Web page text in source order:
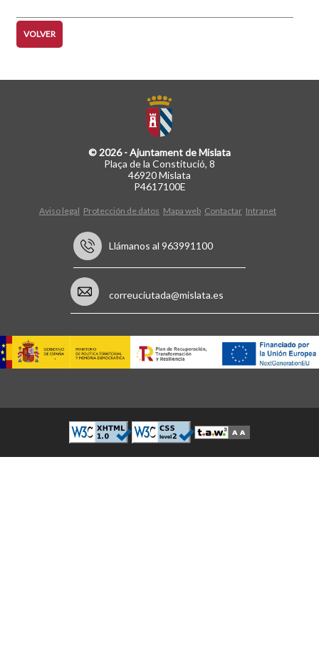
VOLVER
© 2026 - Ajuntament de Mislata
Plaça de la Constitució, 8
46920 Mislata
P4617100E
Aviso legal Protección de datos Mapa web Contactar Intranet
Llámanos al 963991100
correuciutada@mislata.es